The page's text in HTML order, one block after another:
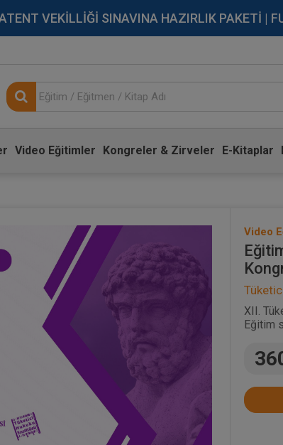
VEKİLLİĞİ SINAVINA HAZIRLIK PAKETİ |
Video Eğitimler Kongreler & Zirveler E-Kitaplar
Video
XII.
Eğitim